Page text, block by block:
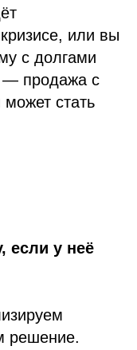
или вы
с долгами
— продажа с
стать
если у неё
решение.